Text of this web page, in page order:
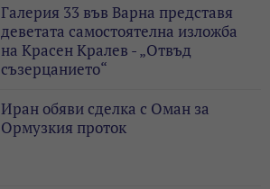
Галерия 33 във Варна представя
деветата самостоятелна изложба
на Красен Кралев - „Отвъд
съзерцанието“
Иран обяви сделка с Оман за
Ормузкия проток